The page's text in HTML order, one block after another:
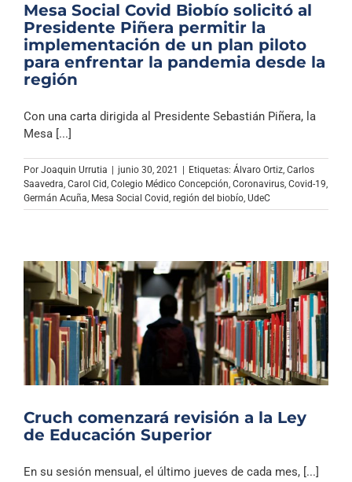
Mesa Social Covid Biobío solicitó al
Presidente Piñera permitir la
implementación de un plan piloto
para enfrentar la pandemia desde la
región
Con una carta dirigida al Presidente Sebastián Piñera, la
Mesa [...]
Por Joaquin Urrutia junio 30, 2021 Etiquetas: Álvaro Ortiz, Carlos
Saavedra, Carol Cid, Colegio Médico Concepción, Coronavirus, Covid-19,
Germán Acuña, Mesa Social Covid, región del biobío, UdeC
Cruch comenzará revisión a la Ley
de Educación Superior
En su sesión mensual, el último jueves de cada mes, [...]